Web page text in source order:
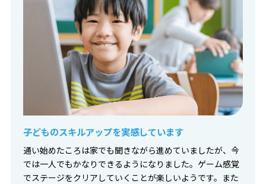
子どものスキルアップを実感しています
通い始めたころは家でも聞きながら進めていましたが、今
では一人でもかなりできるようになりました。ゲーム感覚
でステージをクリアしていくことが楽しいようです。また